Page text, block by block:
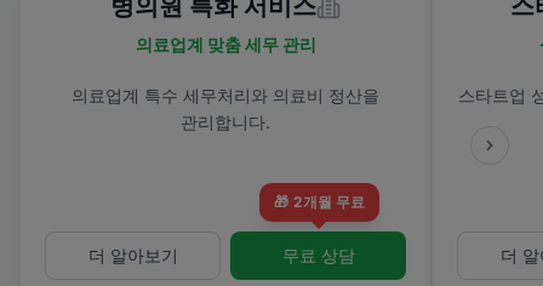
병의원 특화 서비스
의료업계 맞춤 세무 관리
의료업계 특수 세무처리와 의료비 정산을
관리합니다.
더 알아보기
🎁 2개월 무료
무료 상담
스
스타트업
더